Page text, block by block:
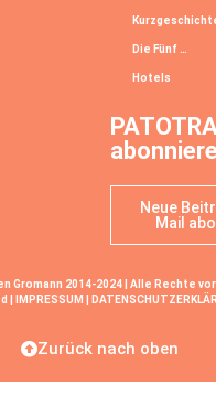
Die Fünf …
Hotels
Neue
Mail
Gromann 2014-2024 | Alle Rechte
|
IMPRESSUM
Zurück nach oben